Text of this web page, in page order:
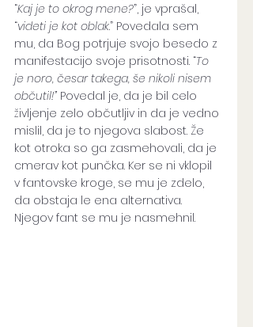
“Kaj je to okrog mene?”, je vprašal,
“videti je kot oblak.” Povedala sem
mu, da Bog potrjuje svojo besedo z
manifestacijo svoje prisotnosti. “To
je noro, česar takega, še nikoli nisem
občutil!” Povedal je, da je bil celo
življenje zelo občutljiv in da je vedno
mislil, da je to njegova slabost. Že
kot otroka so ga zasmehovali, da je
cmerav kot punčka. Ker se ni vklopil
v fantovske kroge, se mu je zdelo,
da obstaja le ena alternativa.
Njegov fant se mu je nasmehnil.